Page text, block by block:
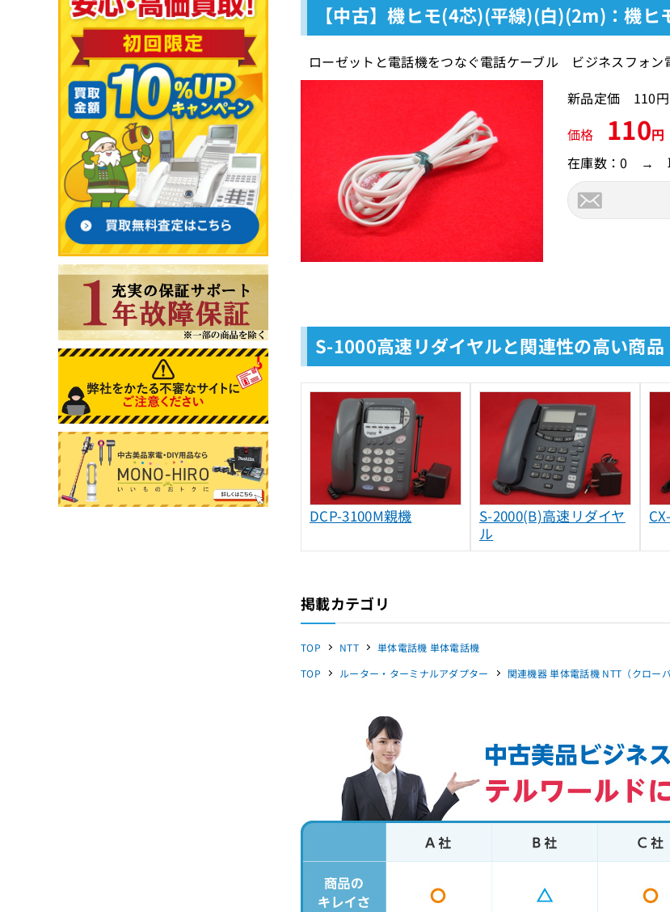
【中古】機ヒモ(4芯)(平線)(白)(2m)：機ヒ
ローゼットと電話機をつなぐ電話ケーブル ビジネスフォン
新品定価 110円
価格 110円
在庫数：0 →
S-1000高速リダイヤルと関連性の高い商品
DCP-3100M親機
S-2000(B)高速リダイヤ
ル
掲載カテゴリ
TOP NTT
単体電話機 単体電話機
TOP
ルーター・ターミナルアダプター 関連機器 単体電話機 NTT（クローバ